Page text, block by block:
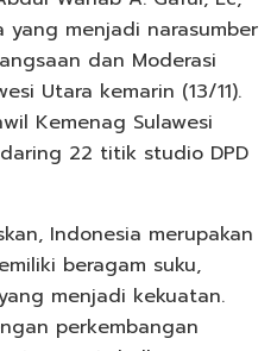
yang menjadi narasumber
dan Moderasi
Utara kemarin (13/11).
Kemenag Sulawesi
22 titik studio DPD
Indonesia merupakan
beragam suku,
menjadi kekuatan.
perkembangan